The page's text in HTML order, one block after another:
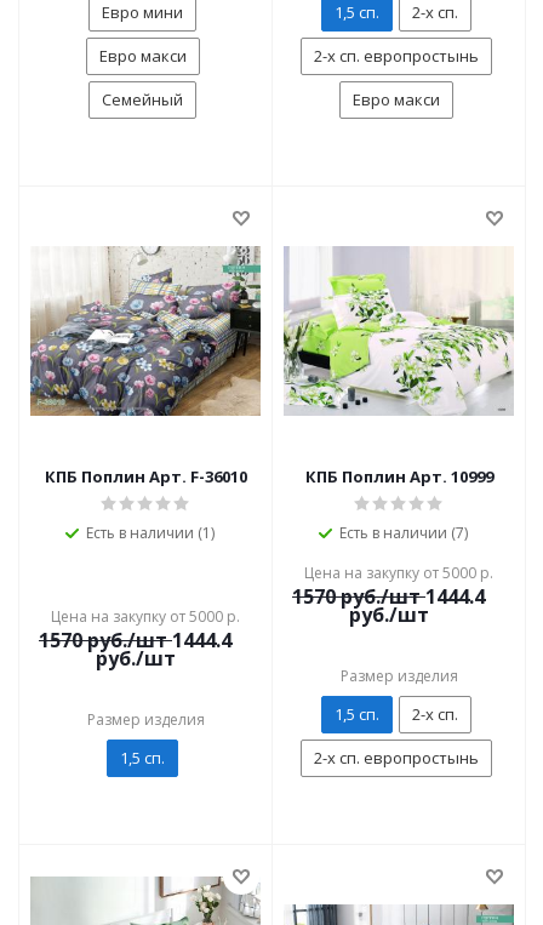
Евро мини
Евро макси
Семейный
1,5 сп.
2-х сп.
2-х сп. европростынь
Евро макси
КПБ Поплин Арт. F-36010
Есть в наличии (1)
Цена на закупку от 5000 р.
1570руб./шт 1444.4
руб./шт
Размер изделия
1,5 сп.
КПБ Поплин Арт. 10999
Есть в наличии (7)
Цена на закупку от 5000 р.
1570руб./шт 1444.4
руб./шт
Размер изделия
1,5 сп.
2-х сп.
2-х сп. европростынь